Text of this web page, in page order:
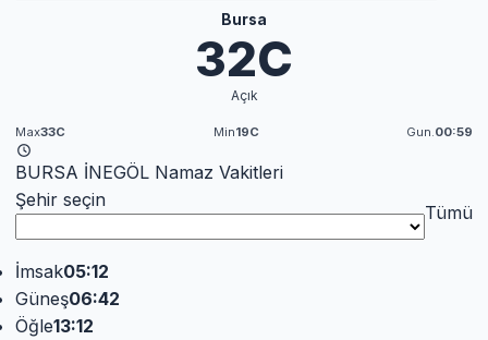
Bursa
32C
Açık
Max33C Min19C Gun. 00:59
BURSA İNEGÖL Namaz Vakitleri
Şehir seçin
Tümü
İmsak05:12
Güneş06:42
Öğle13:12